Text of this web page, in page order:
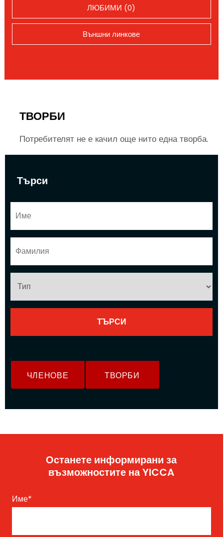
Търси
ЧЛЕНОВЕ ТВОРБИ
ЛЮБИМИ (0)
Външни линкове
ТВОРБИ
Потребителят не е качил още нито една творба.
Останете информирани за
възможностите на YICCA
Име*